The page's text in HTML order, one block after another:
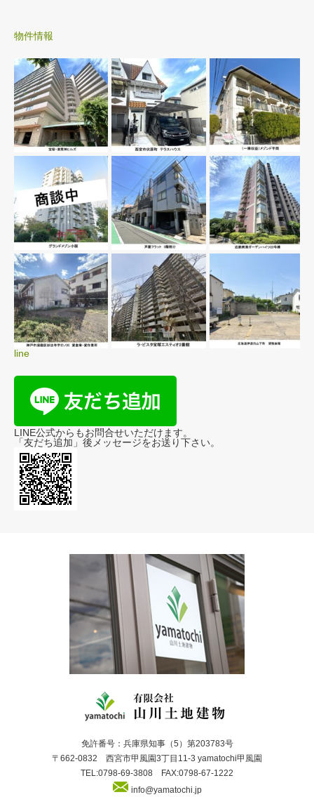
物件情報
line
LINE公式からもお問合せいただけます。
「友だち追加」後メッセージをお送り下さい。
免許番号：兵庫県知事（5）第203783号
〒662-0832 西宮市甲風園3丁目11-3 yamatochi甲風園
TEL:0798-69-3808 FAX:0798-67-1222
info@yamatochi.jp